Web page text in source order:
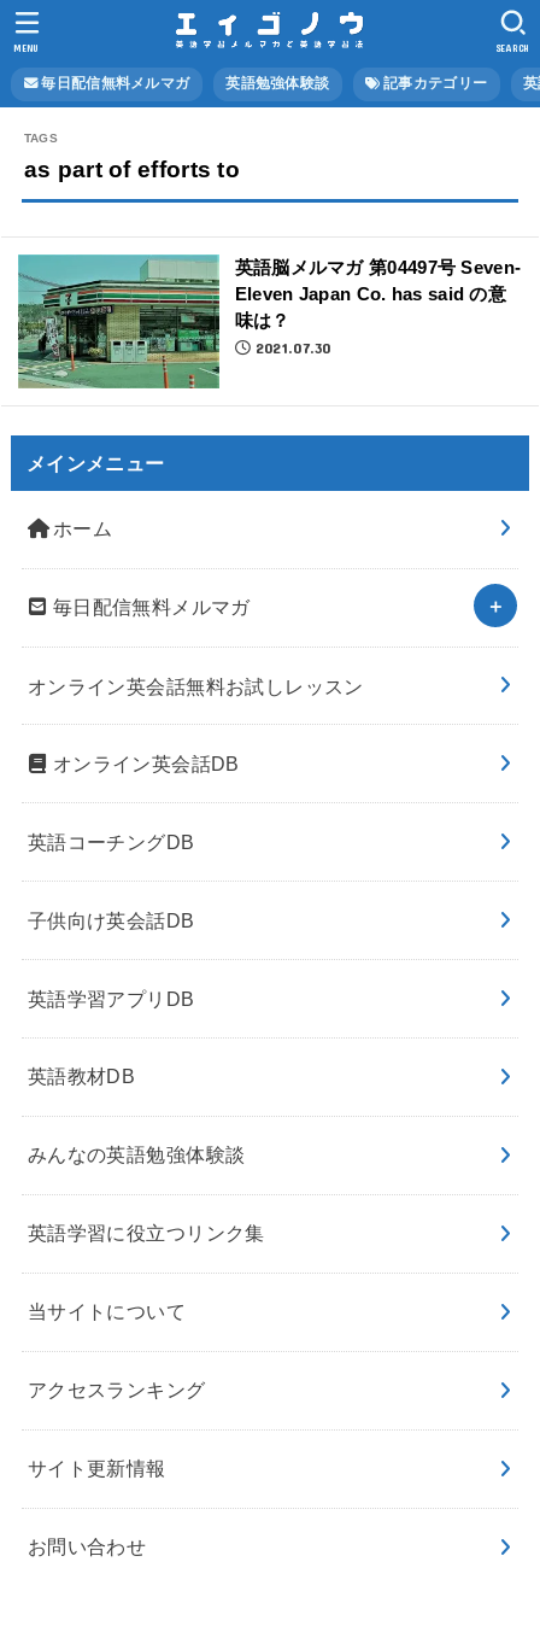
毎日配信無料メルマガ 英語勉強体験談 記事カテゴリー
SEARCH
MENU
as part of efforts to
英語脳メルマガ 第04497号 Seven-
Eleven Japan Co. has said の意
味は？
2021.07.30
メインメニュー
ホーム
毎日配信無料メルマガ
オンライン英会話無料お試しレッスン
オンライン英会話DB
英語コーチングDB
子供向け英会話DB
英語学習アプリDB
英語教材DB
みんなの英語勉強体験談
英語学習に役立つリンク集
当サイトについて
アクセスランキング
サイト更新情報
お問い合わせ